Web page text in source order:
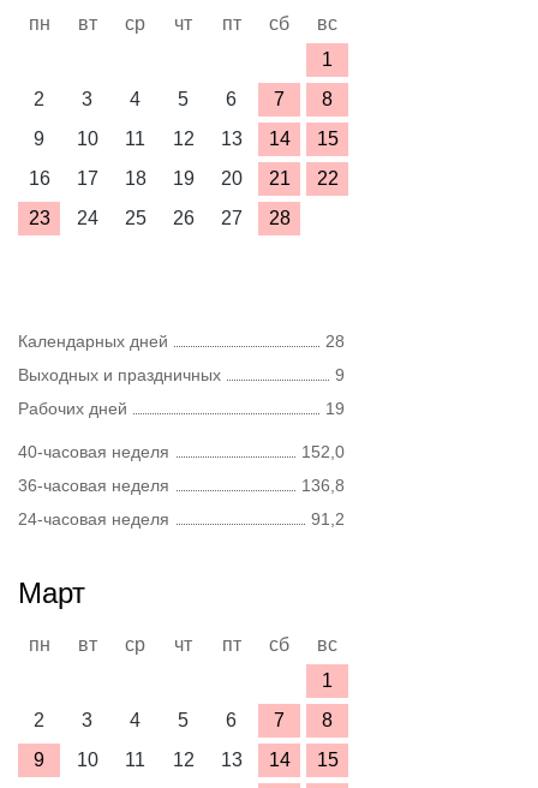
пн вт ср чт пт сб
вс
1
2
3 4 5 6 7
8
9
10 11 12 13 14
15
16
17 18 19 20 21
22
23
24 25 26 27 28
Календарных дней
28
Выходных и праздничных
9
Рабочих дней
19
40-часовая неделя
152,0
36-часовая неделя
136,8
24-часовая неделя
91,2
Март
пн вт ср чт пт сб
вс
1
2
3 4 5 6 7
8
9
10 11 12 13 14
15